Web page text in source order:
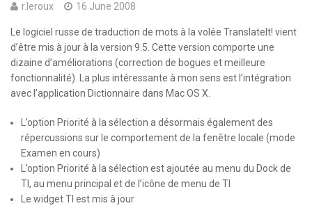
r.leroux
16 June 2008
Le logiciel russe de traduction de mots à la volée TranslateIt! vient
d’être mis à jour à la version 9.5. Cette version comporte une
dizaine d’améliorations (correction de bogues et meilleure
fonctionnalité). La plus intéressante à mon sens est l’intégration
avec l’application Dictionnaire dans Mac OS X.
L’option Priorité à la sélection a désormais également des
répercussions sur le comportement de la fenêtre locale (mode
Examen en cours)
L’option Priorité à la sélection est ajoutée au menu du Dock de
TI, au menu principal et de l’icône de menu de TI
Le widget TI est mis à jour